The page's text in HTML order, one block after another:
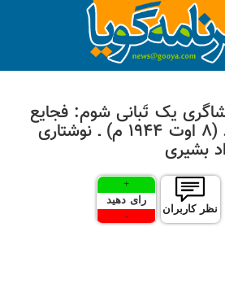
یک تَبانی شوم: فجایع
قتل بهائیان شاهرود (۸ اوت ۱۹۴۴ م) ـ نوشتاری
بشیری
نظر کاربران
+
رای دهید
-